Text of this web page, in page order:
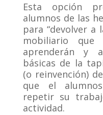
Esta opción
alumnos de las
para “devolver a
mobiliario que
aprenderán y
básicas de la
(o reinvención)
que el
repetir su
actividad.